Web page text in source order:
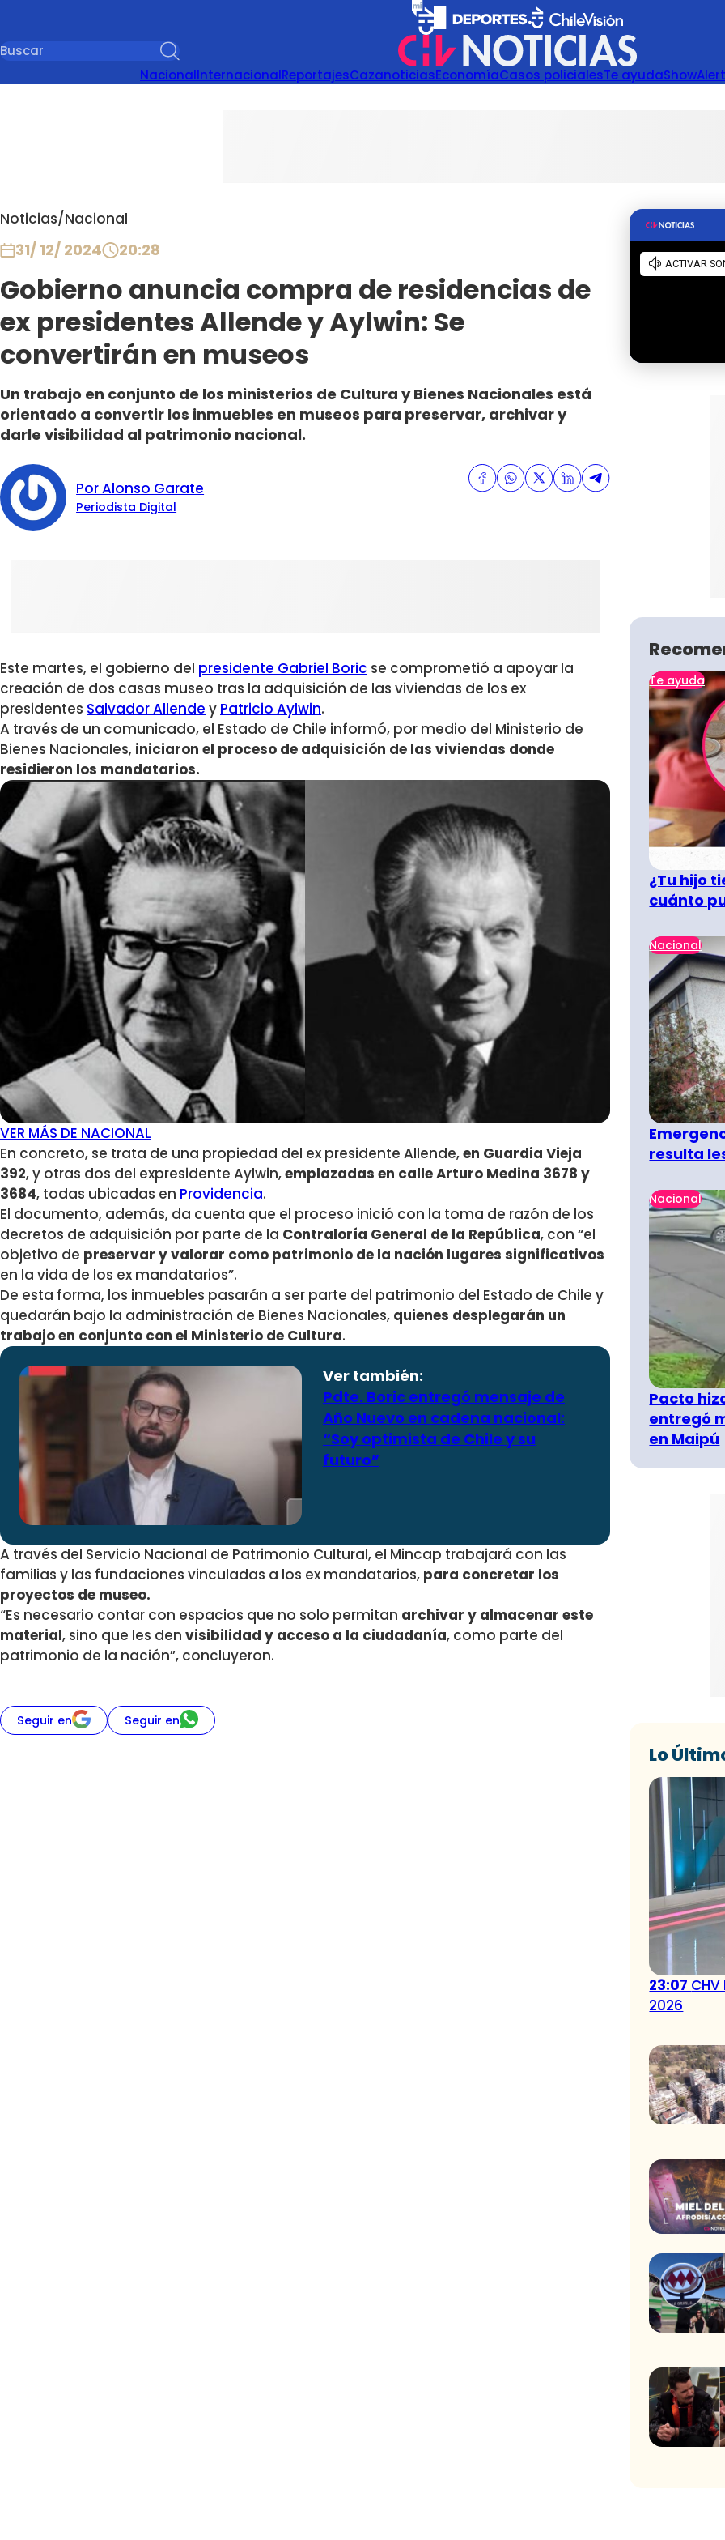
NacionalInternacionalReportajesCazanoticiasEconomíaCasos policialesTe ayudaShow
Noticias/Nacional
31/ 12/ 2024 20:28
Gobierno anuncia compra de residencias de
ex presidentes Allende y Aylwin: Se
convertirán en museos
Un trabajo en conjunto de los ministerios de Cultura y Bienes Nacionales está
orientado a convertir los inmuebles en museos para preservar, archivar y
darle visibilidad al patrimonio nacional.
Por Alonso Garate
Periodista Digital
Este martes, el gobierno del presidente Gabriel Boric se comprometió a apoyar la
creación de dos casas museo tras la adquisición de las viviendas de los ex
presidentes Salvador Allende y Patricio Aylwin.
A través de un comunicado, el Estado de Chile informó, por medio del Ministerio de
Bienes Nacionales, iniciaron el proceso de adquisición de las viviendas donde
residieron los mandatarios.
VER MÁS DE NACIONAL
En concreto, se trata de una propiedad del ex presidente Allende,en Guardia Vieja
392, y otras dos del expresidente Aylwin,emplazadas en calle Arturo Medina 3678 y
3684, todas ubicadas en Providencia.
El documento, además, da cuenta que el proceso inició con la toma de razón de los
decretos de adquisición por parte de la Contraloría General de la República, con “el
objetivo de preservar y valorar como patrimonio de la nación lugares significativos
en la vida de los ex mandatarios”.
De esta forma, los inmuebles pasarán a ser parte del patrimonio del Estado de Chile y
quedarán bajo la administración de Bienes Nacionales, quienes desplegarán un
trabajo en conjunto con el Ministerio de Cultura.
Ver también:
Pdte. Boric entregó mensaje de
Año Nuevo en cadena nacional:
“Soy optimista de Chile y su
futuro”
A través del Servicio Nacional de Patrimonio Cultural, el Mincap trabajará con las
familias y las fundaciones vinculadas a los ex mandatarios, para concretar los
proyectos de museo.
“Es necesario contar con espacios que no solo permitan archivar y almacenar este
material, sino que les den visibilidad y acceso a la ciudadanía, como parte del
patrimonio de la nación”, concluyeron.
Seguir en Seguir en
Te ayuda
¿Tu hijo
cuánto
Nacional
resulta
Nacional
Pacto
entregó
en Maipú
Lo
23:07
2026